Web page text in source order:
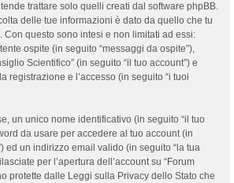
trattare solo quelli creati dal software phpBB.
delle tue informazioni è dato da quello che tu
Con questo sono intesi e non limitati ad essi:
ospite (in seguito “messaggi da ospite”),
Scientifico” (in seguito “il tuo account”) e
registrazione e l’accesso (in seguito “i tuoi
un unico nome identificativo (in seguito “il tuo
da usare per accedere al tuo account (in
ed un indirizzo email valido (in seguito “la tua
per l’apertura dell’account su “Forum
protette dalle Leggi sulla Privacy dello Stato che